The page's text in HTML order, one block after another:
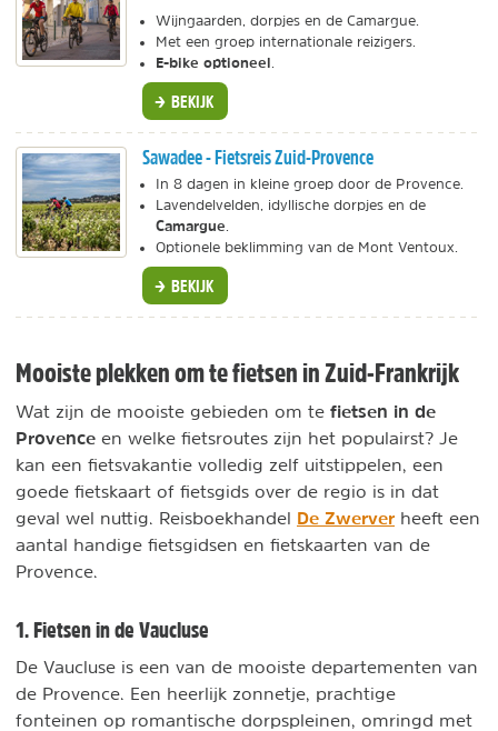
Wijngaarden, dorpjes en de Camargue.
Met een groep internationale reizigers.
E-bike optioneel
BEKIJK
Sawadee - Fietsreis Zuid-Provence
In 8 dagen in kleine groep door de Provence.
Lavendelvelden, idyllische dorpjes en de
Camargue
Optionele beklimming van de Mont Ventoux.
BEKIJK
Mooiste plekken om te fietsen in Zuid-Frankrijk
Wat zijn de mooiste gebieden om te fietsen in de
Provence en welke fietsroutes zijn het populairst? Je
kan een fietsvakantie volledig zelf uitstippelen, een
goede fietskaart of fietsgids over de regio is in dat
geval wel nuttig. Reisboekhandel De Zwerver heeft een
aantal handige fietsgidsen en fietskaarten van de
Provence.
1. Fietsen in de Vaucluse
De Vaucluse is een van de mooiste departementen van
de Provence. Een heerlijk zonnetje, prachtige
fonteinen op romantische dorpspleinen, omringd met